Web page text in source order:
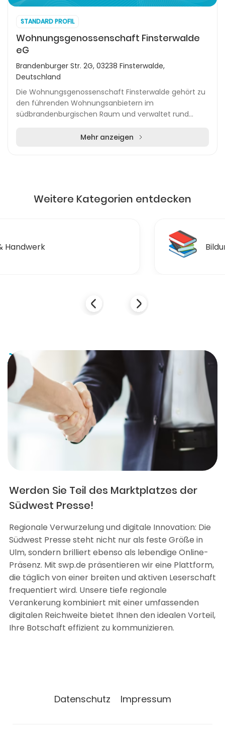
STANDARD PROFIL
Wohnungsgenossenschaft Finsterwalde
eG
Brandenburger Str. 2G, 03238 Finsterwalde,
Deutschland
Die Wohnungsgenossenschaft Finsterwalde gehört zu
den führenden Wohnungsanbietern im
südbrandenburgischen Raum und verwaltet rund
Landkreises Elbe-Elster. Mi...
Mehr anzeigen
Weitere Kategorien entdecken
📚
Werden Sie Teil des Marktplatzes der
Südwest Presse!
Regionale Verwurzelung und digitale Innovation: Die
Südwest Presse steht nicht nur als feste Größe in
Ulm, sondern brilliert ebenso als lebendige Online-
Präsenz. Mit swp.de präsentieren wir eine Plattform,
die täglich von einer breiten und aktiven Leserschaft
frequentiert wird. Unsere tiefe regionale
Verankerung kombiniert mit einer umfassenden
digitalen Reichweite bietet Ihnen den idealen Vorteil,
Ihre Botschaft effizient zu kommunizieren.
Datenschutz Impressum